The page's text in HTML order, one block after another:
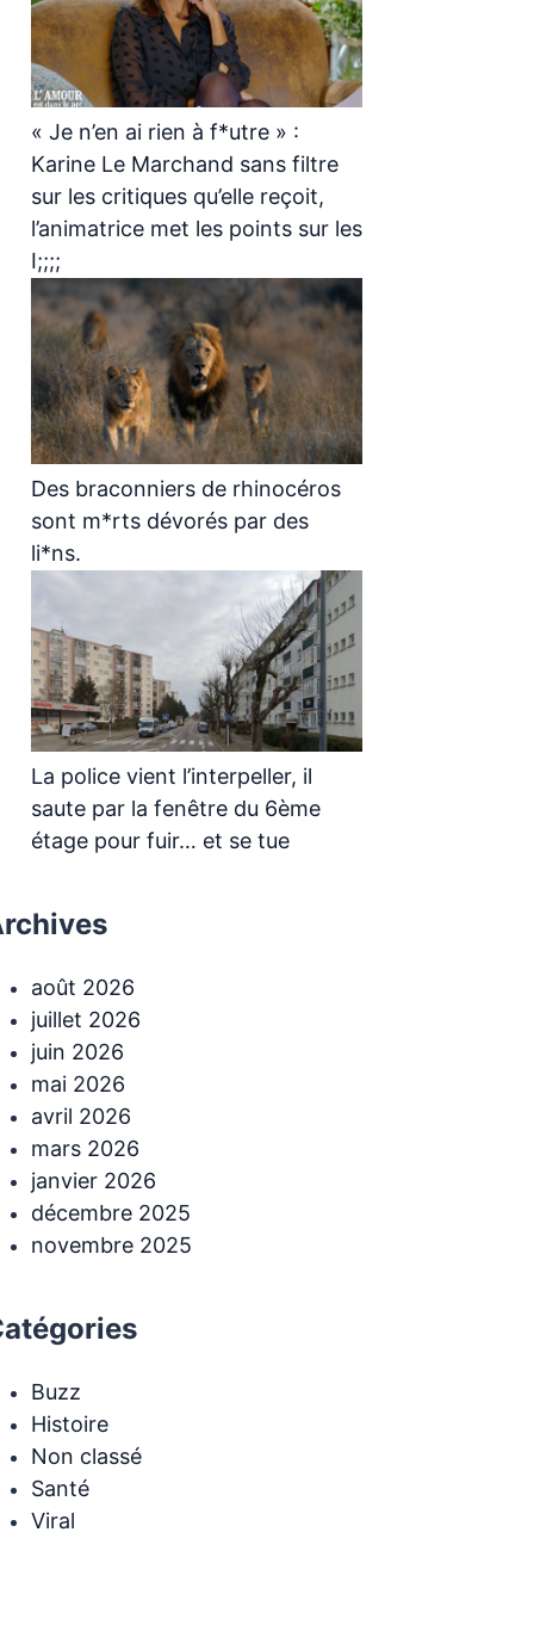
« Je n’en ai rien à f*utre » :
Karine Le Marchand sans filtre
sur les critiques qu’elle reçoit,
l’animatrice met les points sur les
I;;;;
Des braconniers de rhinocéros
sont m*rts dévorés par des
li*ns.
La police vient l’interpeller, il
saute par la fenêtre du 6ème
étage pour fuir… et se tue
août 2026
juillet 2026
juin 2026
mai 2026
avril 2026
mars 2026
janvier 2026
décembre 2025
novembre 2025
Buzz
Histoire
Non classé
Santé
Viral